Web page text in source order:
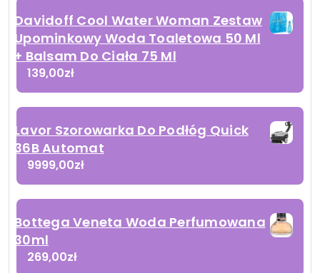
Davidoff Cool Water Woman Zestaw
Upominkowy Woda Toaletowa 50 Ml
+ Balsam Do Ciała 75 Ml
139,00zł
Lavor Szorowarka Do Podłóg Quick
36B Automat
9999,00zł
Bottega Veneta Woda Perfumowana
30ml
269,00zł